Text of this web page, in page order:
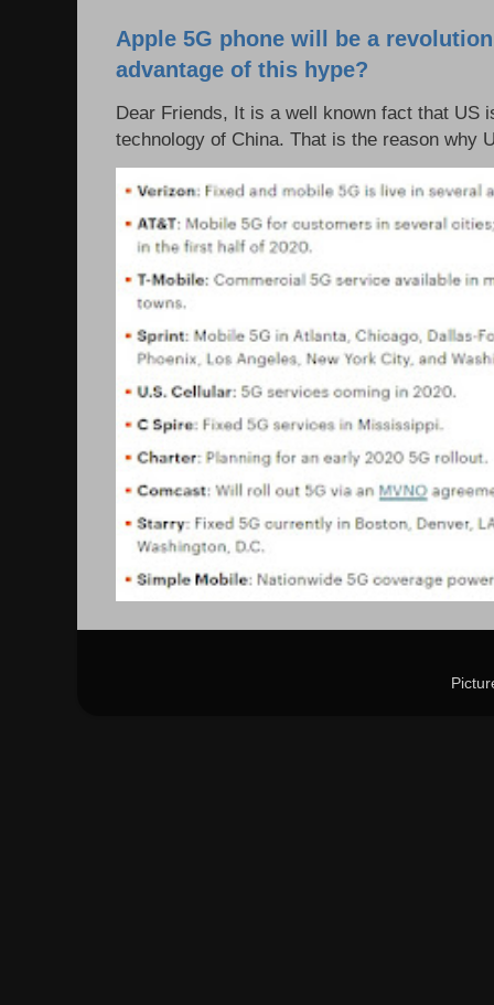
Apple 5G phone will be a
advantage of this hype?
Dear Friends, It is a well known fact that US
technology of China. That is the reason why